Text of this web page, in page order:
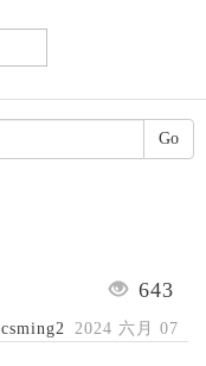
643
csming2 2024 六月 07
Go